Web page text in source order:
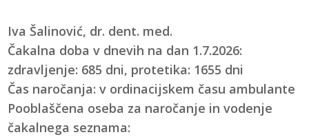
Iva Šalinović, dr. dent. med.
Čakalna doba v dnevih na dan 1.7.2026:
zdravljenje: 685 dni, protetika: 1655 dni
Čas naročanja: v ordinacijskem času ambulante
Pooblaščena oseba za naročanje in vodenje
čakalnega seznama: